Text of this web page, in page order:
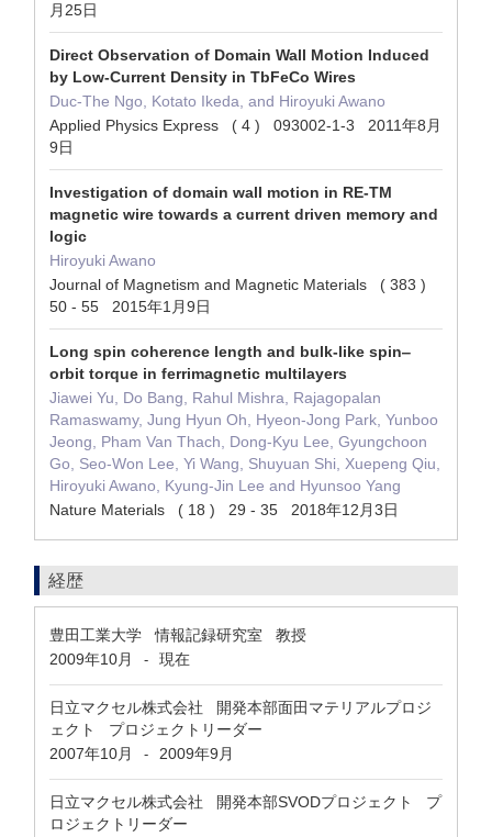
月25日
Direct Observation of Domain Wall Motion Induced
by Low-Current Density in TbFeCo Wires
Duc-The Ngo, Kotato Ikeda, and Hiroyuki Awano
Applied Physics Express ( 4 ) 093002-1-3 2011年8月
9日
Investigation of domain wall motion in RE-TM
magnetic wire towards a current driven memory and
logic
Hiroyuki Awano
Journal of Magnetism and Magnetic Materials ( 383 )
50 - 55 2015年1月9日
Long spin coherence length and bulk-like spin‒
orbit torque in ferrimagnetic multilayers
Jiawei Yu, Do Bang, Rahul Mishra, Rajagopalan
Ramaswamy, Jung Hyun Oh, Hyeon-Jong Park, Yunboo
Jeong, Pham Van Thach, Dong-Kyu Lee, Gyungchoon
Go, Seo-Won Lee, Yi Wang, Shuyuan Shi, Xuepeng Qiu,
Hiroyuki Awano, Kyung-Jin Lee and Hyunsoo Yang
Nature Materials ( 18 ) 29 - 35 2018年12月3日
経歴
豊田工業大学 情報記録研究室 教授
2009年10月
- 現在
日立マクセル株式会社 開発本部面田マテリアルプロジ
ェクト プロジェクトリーダー
2007年10月
- 2009年9月
日立マクセル株式会社 開発本部SVODプロジェクト プ
ロジェクトリーダー